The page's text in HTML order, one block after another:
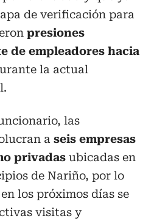
de verificación para
presiones
de empleadores hacia
la actual
las
a seis empresas
privadas ubicadas en
de Nariño, por lo
los próximos días se
visitas y